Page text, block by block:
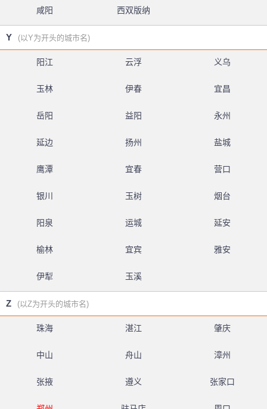
咸阳 西双版纳
Y (以Y为开头的城市名)
阳江 云浮 义乌
玉林 伊春 宜昌
岳阳 益阳 永州
延边 扬州 盐城
鹰潭 宜春 营口
银川 玉树 烟台
阳泉 运城 延安
榆林 宜宾 雅安
伊犁 玉溪
Z (以Z为开头的城市名)
珠海 湛江 肇庆
中山 舟山 漳州
张掖 遵义 张家口